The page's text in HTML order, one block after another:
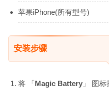
苹果iPhone(所有型号)
安装步骤
将 「Magic Battery 」 图